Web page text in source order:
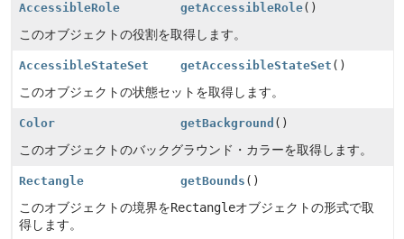
AccessibleRole getAccessibleRole()
このオブジェクトの役割を取得します。
AccessibleStateSet getAccessibleStateSet ()
このオブジェクトの状態セットを取得します。
Color getBackground ()
このオブジェクトのバックグラウンド・カラーを取得します。
Rectangle getBounds ()
このオブジェクトの境界をRectangleオブジェクトの形式で取
得します。